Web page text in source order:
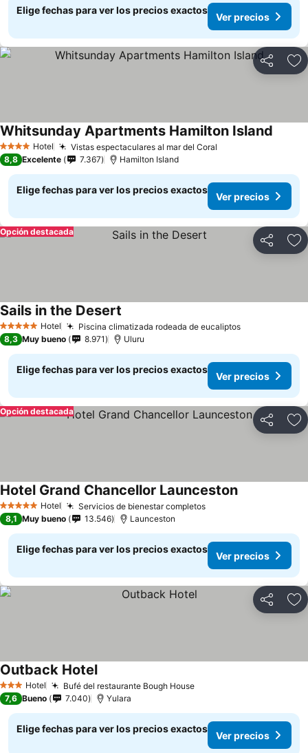
Elige fechas para ver los precios exactos
Ver precios
Compartir
4 EstrellasHotel Vistas espectaculares al mar del Coral
Whitsunday Apartments Hamilton Island
8,8 Excelente 7.367 Hamilton Island
Elige fechas para ver los precios exactos
Ver precios
Compartir
Opción destacada
5 Estrellas Hotel Piscina climatizada rodeada de eucaliptosVer precios
Sails in the Desert
8,3 Muy bueno 8.971 Uluru
Elige fechas para ver los precios exactos
Ver precios
Compartir
Opción destacada
5 Estrellas Hotel Servicios de bienestar completosVer precios
Hotel Grand Chancellor LauncestonVer precios
8,1 Muy bueno 13.546 Launceston
Elige fechas para ver los precios exactos
Ver precios
Compartir
3 Estrellas
Hotel Bufé del restaurante Bough HouseVer precios
Outback HotelVer precios
7,6 Bueno 7.040 Yulara
Elige fechas para ver los precios exactos
Ver precios